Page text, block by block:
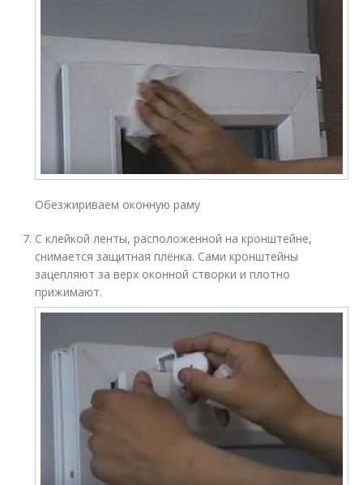
Обезжириваем оконную раму
С клейкой ленты, расположенной на кронштейне,
снимается защитная плёнка. Сами кронштейны
зацепляют за верх оконной створки и плотно
прижимают.